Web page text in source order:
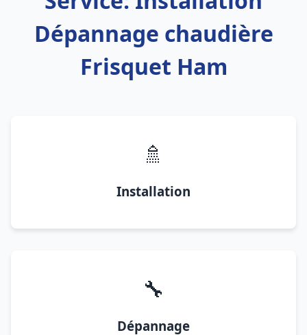
Dépannage chaudière
Frisquet Ham
🚿
Installation
🔧
Dépannage